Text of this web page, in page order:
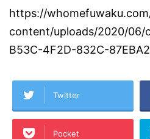
https://
content/uploads/2020/06/
B53C-4F2D-832C-
Twitter
Pocket